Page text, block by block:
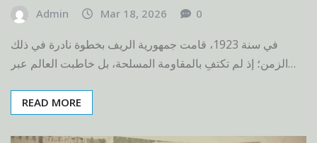
Admin Mar 18, 2026 0
في سنة 1923، قامت جمهورية الريف بخطوة نادرة في ذلك
الزمن؛ إذ لم تكتفِ بالمقاومة المسلحة، بل خاطبت العالم عبر…
READ MORE